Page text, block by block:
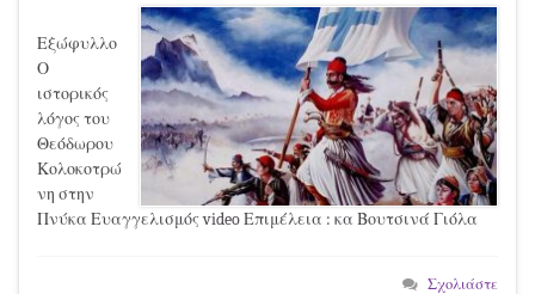
Εξώφυλλο
Ο
ιστορικός
λόγος του
Θεόδωρου
Κολοκοτρώ
νη στην
Πνύκα Ευαγγελισμός video Επιμέλεια : κα Βουτσινά Γιόλα
Σχολιάστε